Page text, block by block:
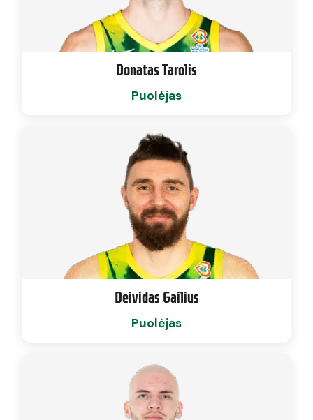
Donatas Tarolis
Puolėjas
Deividas Gailius
Puolėjas